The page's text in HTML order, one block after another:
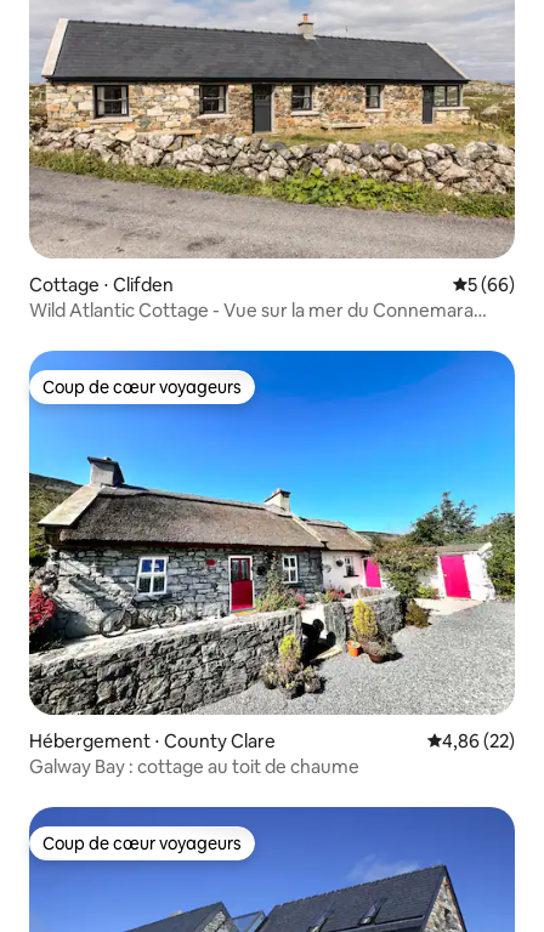
Cottage ⋅ Clifden
5 (66)
Wild Atlantic Cottage - Vue sur la mer du Connemara
Coup de cœur voyageurs
Coup de cœur voyageurs
Hébergement ⋅ County Clare Évaluation
4,86 (22)
Galway Bay : cottage au toit de chaume
Coup de cœur voyageurs
Coup de cœur voyageurs